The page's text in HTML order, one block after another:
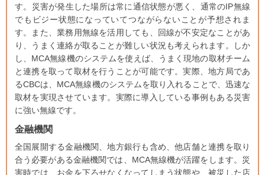
す。災害が発生した場所は常に通信状態が悪く、通常のIP無線
でもビジー状態になっていてつながらないことが予想されま
す。また、業務用無線を活用しても、回線が不安定なことがあ
り、うまく連絡が取ることが難しい状況も考えられます。しか
し、MCA無線機のシステムを使えば、うまく現地の取材チーム
と連携を取って取材を行うことが可能です。実際、地方局であ
るCBCは、MCA無線機のシステムを取り入れることで、迅速な
取材を実現させています。実際に導入している事例もある災害
に強い無線です。
金融機関
全国展開する金融機関、地方銀行も含め、他店舗と連携を取り
合う必要がある金融機関では、MCA無線機が活躍をします。災
害時では、お金を下ろせなくなってしまう状態や、被災した店